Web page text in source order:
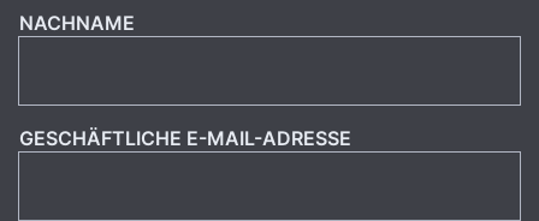
NACHNAME
GESCHÄFTLICHE E-MAIL-ADRESSE